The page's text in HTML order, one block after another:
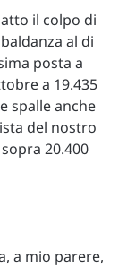
il colpo di
al di
posta a
a 19.435
spalle anche
del nostro
20.400
a mio parere,